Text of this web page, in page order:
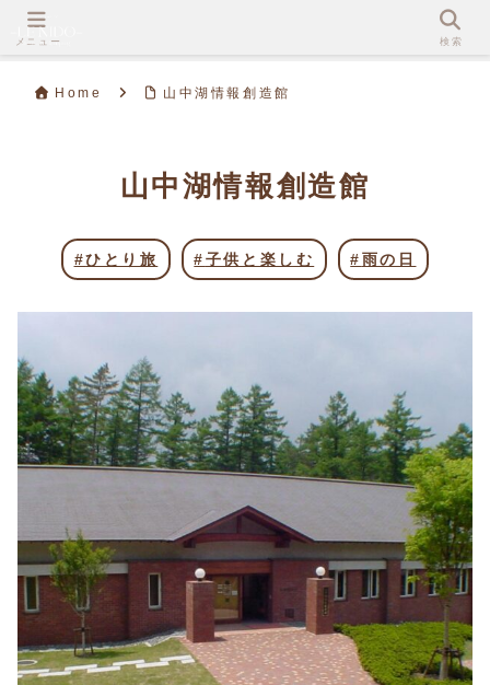
Home 山中湖情報創造館
山中湖情報創造館
ひとり旅 子供と楽しむ 雨の日
メニュー 検索